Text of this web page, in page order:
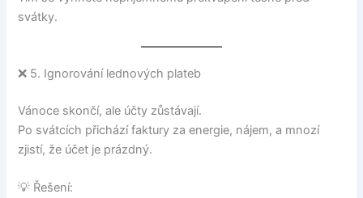
svátky.
❌ 5. Ignorování lednových plateb
Vánoce skončí, ale účty zůstávají.
Po svátcích přichází faktury za energie, nájem, a mnozí
zjistí, že účet je prázdný.
💡 Řešení: